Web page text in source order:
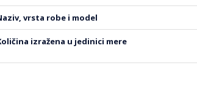
naziv, vrsta robe i model
količina izražena u jedinici mere